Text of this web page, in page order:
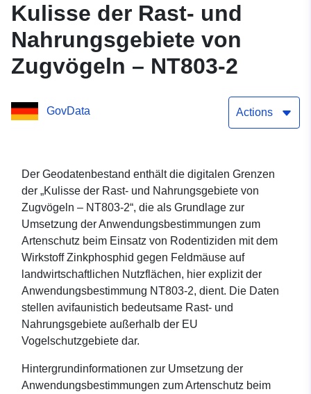
Kulisse der Rast- und
Nahrungsgebiete von
Zugvögeln – NT803-2
GovData Actions
Der Geodatenbestand enthält die digitalen Grenzen
der „Kulisse der Rast- und Nahrungsgebiete von
Zugvögeln – NT803-2“, die als Grundlage zur
Umsetzung der Anwendungsbestimmungen zum
Artenschutz beim Einsatz von Rodentiziden mit dem
Wirkstoff Zinkphosphid gegen Feldmäuse auf
landwirtschaftlichen Nutzflächen, hier explizit der
Anwendungsbestimmung NT803-2, dient. Die Daten
stellen avifaunistich bedeutsame Rast- und
Nahrungsgebiete außerhalb der EU
Vogelschutzgebiete dar.
Hintergrundinformationen zur Umsetzung der
Anwendungsbestimmungen zum Artenschutz beim